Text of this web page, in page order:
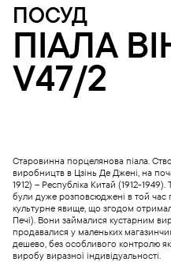
ПОСУД
ПІАЛА
V47/2
Старовинна порцелянова піала.
виробництв в Цзінь Де Джені, на
1912) – Республіка Китай (1912-
були дуже розповсюджені в той час
культурне явище, що згодом
Печі). Вони займалися кустарним
продавалися у маленьких
дешево, без особливого контролю
виробу виразної індивідуальності.